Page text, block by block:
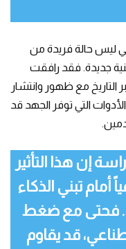
ليس حالة فريدة من
جديدة. فقد رافقت
التاريخ مع ظهور وانتشار
التي توفر الجهد قد
إن هذا التأثير
أمام تبني الذكاء
فحتى مع ضغط
قد يقاوم